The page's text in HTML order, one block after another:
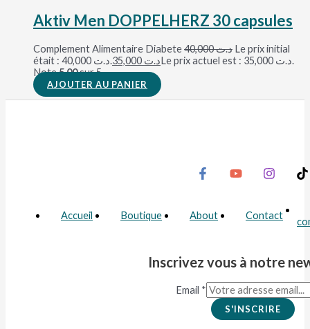
Aktiv Men DOPPELHERZ 30 capsules
Complement Alimentaire Diabete د.ت40,000
Le prix initial
était : د.ت 40,000.
د.ت
Le prix actuel est : د.ت 35,000.
Note5.00sur 5
AJOUTER AU PANIER
Accueil Boutique About Contact
Inscrivez vous à notre
Email *
S'INSCRIRE